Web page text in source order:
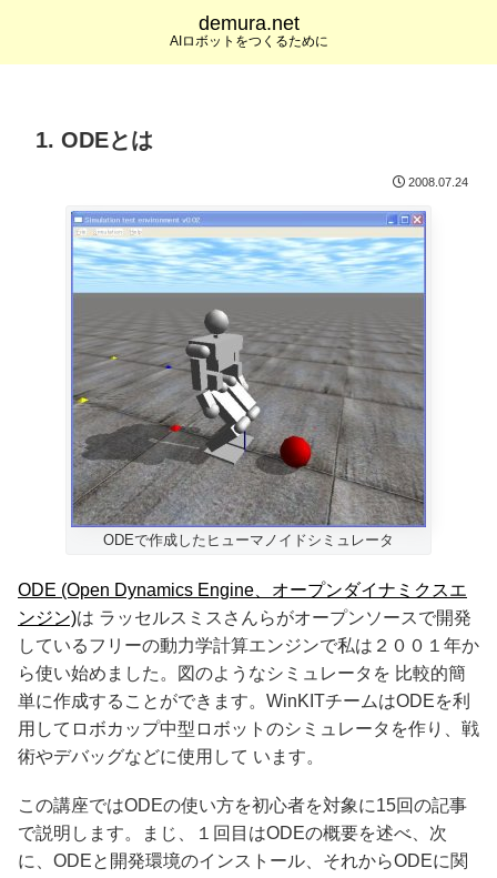
demura.net
AIロボットをつくるために
1. ODEとは
2008.07.24
ODEで作成したヒューマノイドシミュレータ
ODE (Open Dynamics Engine、オープンダイナミクスエ
ンジン)は ラッセルスミスさんらがオープンソースで開発
しているフリーの動力学計算エンジンで私は２００１年か
ら使い始めました。図のようなシミュレータを 比較的簡
単に作成することができます。WinKITチームはODEを利
用してロボカップ中型ロボットのシミュレータを作り、戦
術やデバッグなどに使用して います。
この講座ではODEの使い方を初心者を対象に15回の記事
で説明します。まじ、１回目はODEの概要を述べ、次
に、ODEと開発環境のインストール、それからODEに関